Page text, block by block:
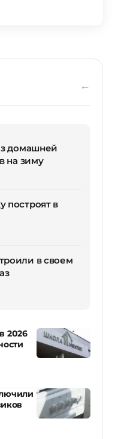
домашней
на зиму
построят в
в своем
2026